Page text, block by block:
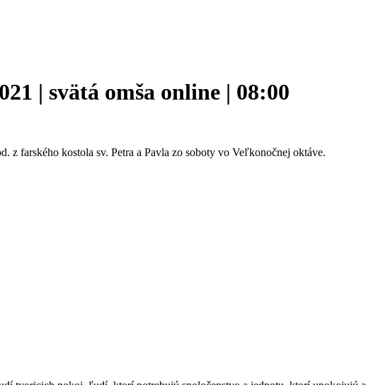
| svätá omša online | 08:00
z farského kostola sv. Petra a Pavla zo soboty vo Veľkonočnej oktáve.